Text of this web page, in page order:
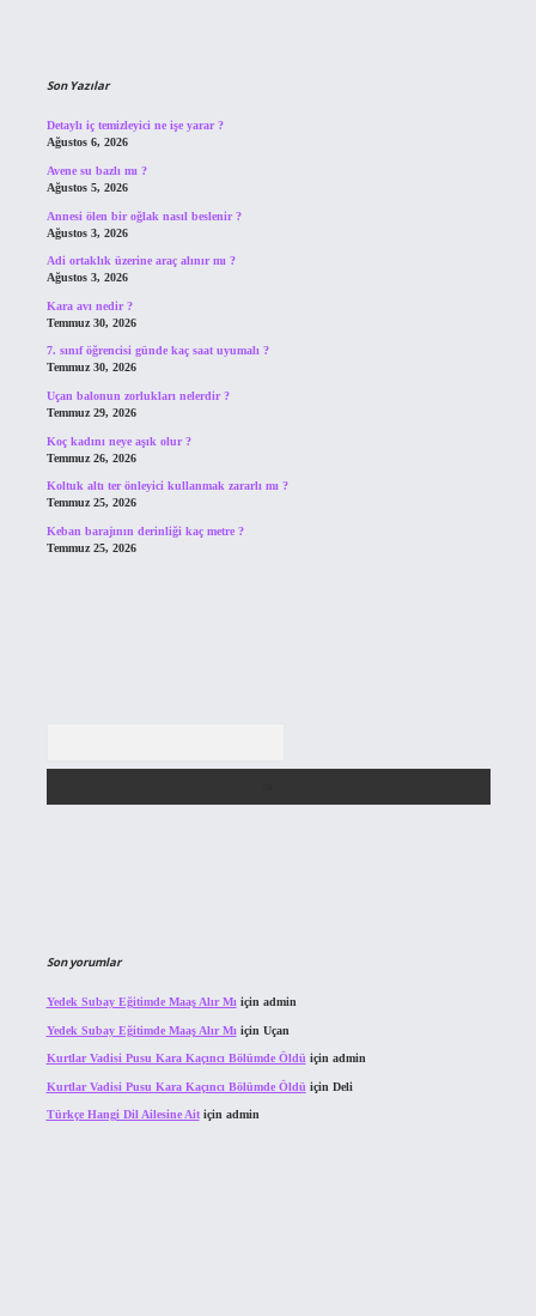
Son Yazılar
Detaylı iç temizleyici ne işe yarar ?
Ağustos 6, 2026
Avene su bazlı mı ?
Ağustos 5, 2026
Annesi ölen bir oğlak nasıl beslenir ?
Ağustos 3, 2026
Adi ortaklık üzerine araç alınır mı ?
Ağustos 3, 2026
Kara avı nedir ?
Temmuz 30, 2026
7. sınıf öğrencisi günde kaç saat uyumalı ?
Temmuz 30, 2026
Uçan balonun zorlukları nelerdir ?
Temmuz 29, 2026
Koç kadını neye aşık olur ?
Temmuz 26, 2026
Koltuk altı ter önleyici kullanmak zararlı mı ?
Temmuz 25, 2026
Keban barajının derinliği kaç metre ?
Temmuz 25, 2026
Son yorumlar
Yedek Subay Eğitimde Maaş Alır Mı için admin
Yedek Subay Eğitimde Maaş Alır Mı için Uçan
Kurtlar Vadisi Pusu Kara Kaçıncı Bölümde Öldü için admin
Kurtlar Vadisi Pusu Kara Kaçıncı Bölümde Öldü için Deli
Türkçe Hangi Dil Ailesine Aitiçin admin